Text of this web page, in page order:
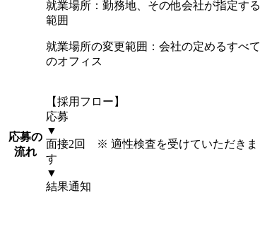
就業場所：勤務地、その他会社が指定する
範囲
就業場所の変更範囲：会社の定めるすべて
のオフィス
応募の
流れ
【採用フロー】
応募
▼
面接2回 ※ 適性検査を受けていただきま
す
▼
結果通知